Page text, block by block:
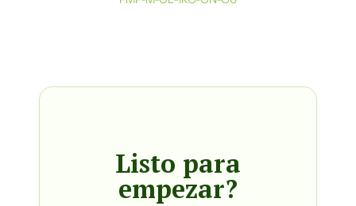
Listo para
empezar?